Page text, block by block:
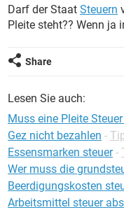
Darf der Staat Steuern
Pleite steht?? Wenn ja
Share
Lesen Sie auch:
Muss eine Pleite
Gez nicht bezahlen -
Essensmarken steuer -
Wer muss die
Beerdigungskosten
Arbeitsmittel steuer